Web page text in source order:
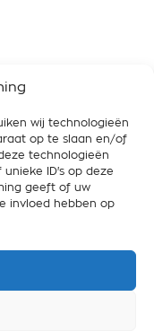
wij technologieën
op te slaan en/of
technologieën
ID's op deze
geeft of uw
invloed hebben op
plus de
mieux
pour une
des gens et de